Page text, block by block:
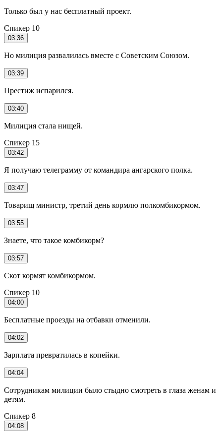
Только был у нас бесплатный проект.
Спикер 10
03:36
Но милиция развалилась вместе с Советским Союзом.
03:39
Престиж испарился.
03:40
Милиция стала нищей.
Спикер 15
03:42
Я получаю телеграмму от командира ангарского полка.
03:47
Товарищ министр, третий день кормлю полкомбикормом.
03:55
Знаете, что такое комбикорм?
03:57
Скот кормят комбикормом.
Спикер 10
04:00
Бесплатные проезды на отбавки отменили.
04:02
Зарплата превратилась в копейки.
04:04
Сотрудникам милиции было стыдно смотреть в глаза женам и
детям.
Спикер 8
04:08